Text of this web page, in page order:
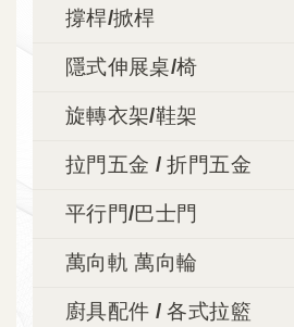
撐桿/掀桿
隱式伸展桌/椅
旋轉衣架/鞋架
拉門五金 / 折門五金
平行門/巴士門
萬向軌 萬向輪
廚具配件 / 各式拉籃